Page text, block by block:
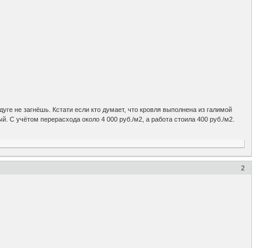
не загнёшь. Кстати если кто думает, что кровля выполнена из галимой
С учётом перерасхода около 4 000 руб./м2, а работа стоила 400 руб./м2.
2